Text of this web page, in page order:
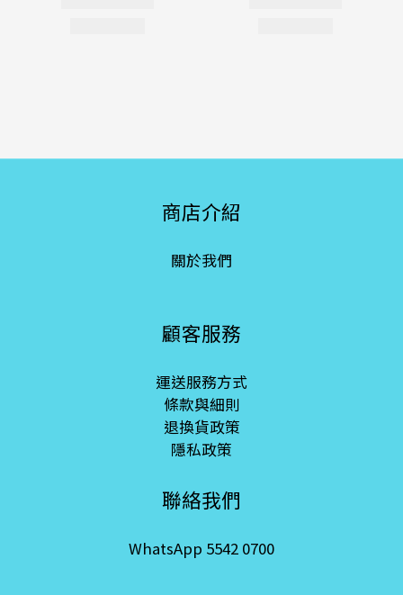
商店介紹
關於我們
顧客服務
運送服務方式
條款與細則
退換貨政策
隱私政策
聯絡我們
WhatsApp 5542 0700